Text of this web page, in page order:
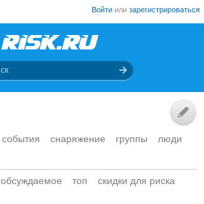
Войти или зарегистрироваться
события снаряжение группы
люди
обсуждаемое топ скидки для риска